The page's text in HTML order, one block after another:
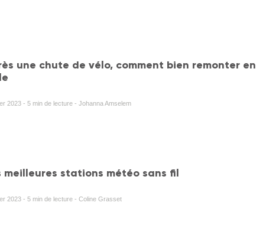
une chute de vélo, comment bien remonter en
2023 - 5 min de lecture - Johanna Amselem
meilleures stations météo sans fil
2023 - 5 min de lecture - Coline Grasset